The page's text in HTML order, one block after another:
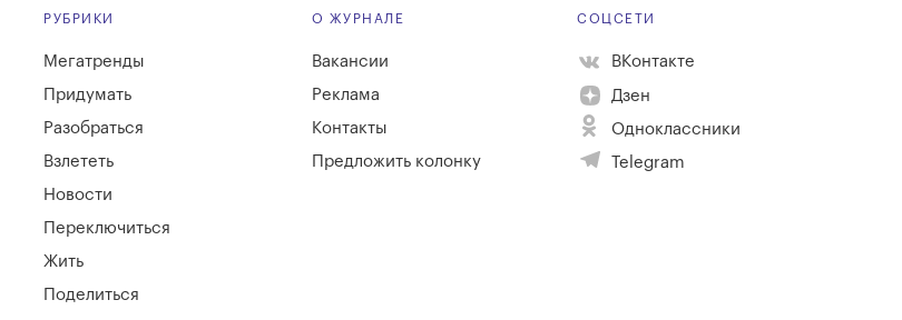
РУБРИКИ
Мегатренды
Придумать
Разобраться
Взлететь
Новости
Переключиться
Жить
Поделиться
О ЖУРНАЛЕ
Вакансии
Реклама
Контакты
Предложить колонку
СОЦСЕТИ
ВКонтакте
Дзен
Одноклассники
Telegram